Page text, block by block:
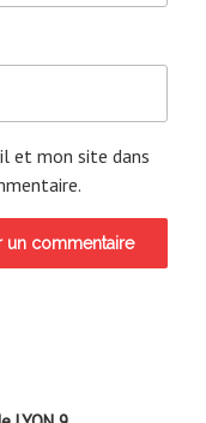
et mon site dans